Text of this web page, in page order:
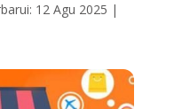
12 Agu 2025 |